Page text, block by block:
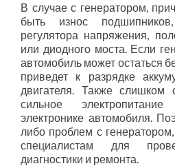
В случае с генератором,
быть износ
регулятора напряжения,
или диодного моста. Если
автомобиль может остаться
приведет к разрядке
двигателя. Также
сильное
электронике автомобиля.
либо проблем с
специалистам для
диагностики и ремонта.